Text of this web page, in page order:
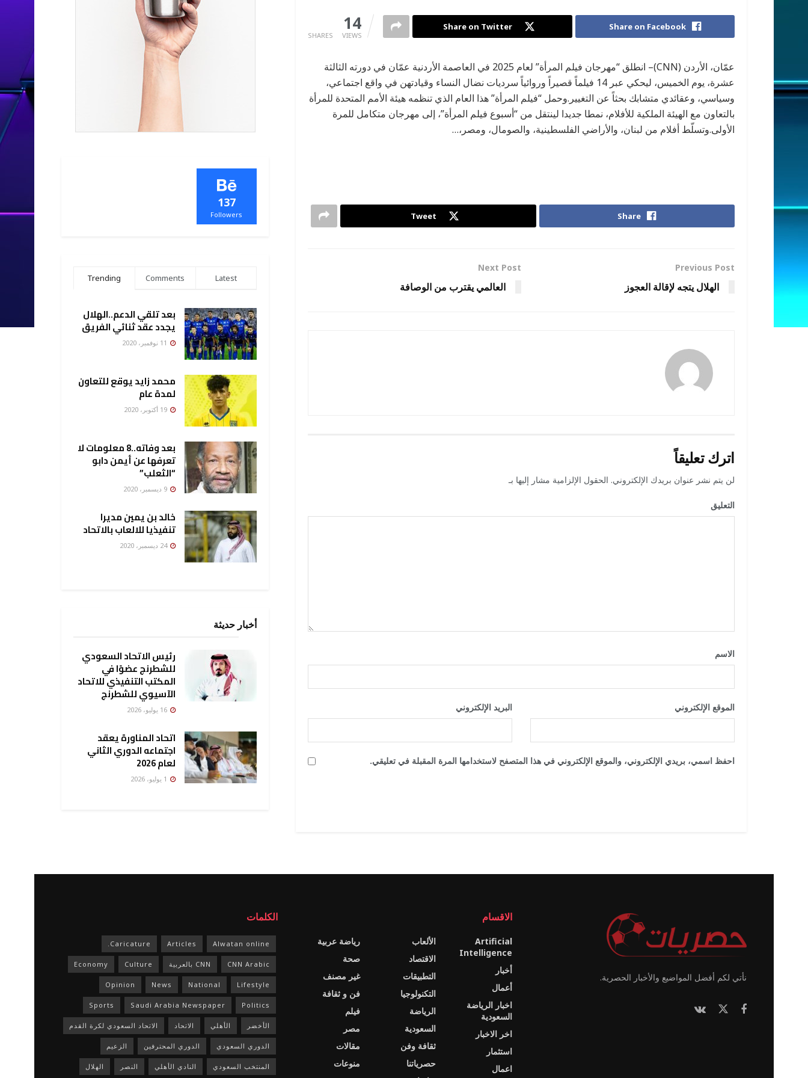
SHARES
14
VIEWS
Share on Facebook
Share on Twitter
عمّان، الأردن (CNN)– انطلق “مهرجان فيلم المرأة” لعام 2025 في العاصمة الأردنية عمّان في دورته الثالثة
عشرة، يوم الخميس، ليحكي عبر 14 فيلماً قصيراً وروائياً سرديات نضال النساء وقيادتهن في واقع اجتماعي،
وسياسي، وعقائدي متشابك بحثاً عن التغيير.وحمل “فيلم المرأة” هذا العام الذي تنظمه هيئة الأمم المتحدة للمرأة
بالتعاون مع الهيئة الملكية للأفلام، نمطا جديدا لينتقل من “أسبوع فيلم المرأة”، إلى مهرجان متكامل للمرة
الأولى.وتسلّط أفلام من لبنان، والأراضي الفلسطينية، والصومال، ومصر،…
Share
Tweet
Previous Post
الهلال يتجه ﻹقالة العجوز
Next Post
العالمي يقترب من الوصافة
اترك تعليقاً
لن يتم نشر عنوان بريدك الإلكتروني. الحقول الإلزامية مشار إليها بـ
التعليق
الاسم
البريد الإلكتروني الموقع الإلكتروني
احفظ اسمي، بريدي الإلكتروني، والموقع الإلكتروني في هذا المتصفح لاستخدامها المرة المقبلة في تعليقي.
137
Followers
Trending Comments Latest
بعد تلقي الدعم..الهلال
يجدد عقد ثنائي الفريق
محمد زايد يوقع للتعاون
لمدة عام
بعد وفاته..8 معلومات لا
تعرفها عن أيمن دابو
“الثعلب”
خالد بن يمين مديرا
تنفيذيا للالعاب بالاتحاد
24 ديسمبر، 2020
أخبار حديثة
رئيس الاتحاد السعودي
للشطرنج عضوًا في
المكتب التنفيذي للاتحاد
الآسيوي للشطرنج
اتحاد المناورة يعقد
اجتماعه الدوري الثاني
لعام 2026
نأتي لكم أفضل المواضيع والأخبار الحصرية.
الاقسام
Artificial
Intelligence
أخبار
أعمال
اخبار الرياضة
السعودية
اخر الاخبار
استثمار
اعمال
الألعاب
الاقتصاد
التطبيقات
التكنولوجيا
الرياضة
السعودية
ثقافة وفن
حصرياتنا
رياضة عربية
صحة
غير مصنف
فن و ثقافة
فيلم
مصر
مقالات
منوعات
الكلمات
Alwatan online
Articles
Caricature.
CNN Arabic CNN بالعربية Culture
Economy
Lifestyle
National
News
Opinion
Politics
Saudi Arabia Newspaper
Sports
الأخضر الأهلي الاتحاد الاتحاد السعودي لكرة القدم
الدوري السعودي الدوري المحترفين الزعيم
المنتخب السعودي النادي الأهلي النصر الهلال